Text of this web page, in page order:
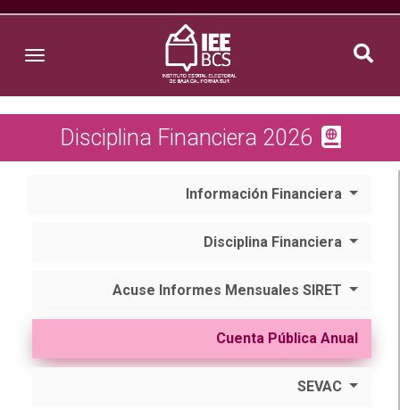
Toggle navigation
Disciplina Financiera 2026
Información Financiera
Disciplina Financiera
Acuse Informes Mensuales SIRET
Cuenta Pública Anual
SEVAC